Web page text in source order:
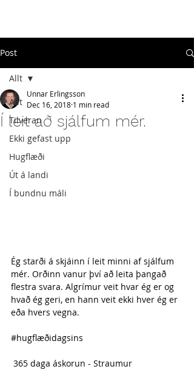
Post
Allt
Tilveran
Ekki gefast upp
Hugflæði
Út á landi
Í bundnu máli
Allt
Í leit að sjálfum mér.
Unnar Erlingsson
Dec 16, 2018 1 min read
Ég starði á skjáinn í leit minni af sjálfum
mér. Orðinn vanur því að leita þangað
flestra svara. Algrímur veit hvar ég er og
hvað ég geri, en hann veit ekki hver ég er
eða hvers vegna.
#hugflæðidagsins